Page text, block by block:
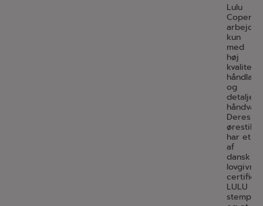
Lulu
arbejder
kun
med
høj
kvalitet,
og
Deres
har et
af
dansk
LULU
stempel